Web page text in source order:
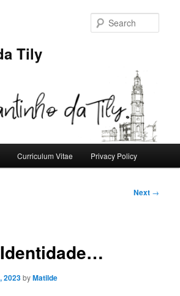
Tily
Curriculum Vitae Privacy Policy
Next →
2023byMatilde